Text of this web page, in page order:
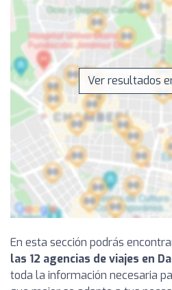
Ver resultados
En esta sección podrás
las 12 agencias de viajes en
toda la información necesaria